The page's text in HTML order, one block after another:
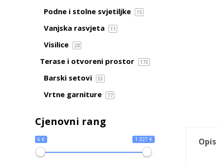
Opis
Podne i stolne svjetiljke 15
Vanjska rasvjeta 11
Visilice 28
Terase i otvoreni prostor 173
Barski setovi 53
Vrtne garniture 77
Cjenovni rang
6 € 1 327 €